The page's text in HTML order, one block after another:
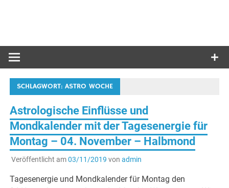
SCHLAGWORT:ASTRO WOCHE
Astrologische Einflüsse und
Mondkalender mit der Tagesenergie für
Montag – 04. November – Halbmond
Veröffentlicht am03/11/2019 von admin
Tagesenergie und Mondkalender für Montag den